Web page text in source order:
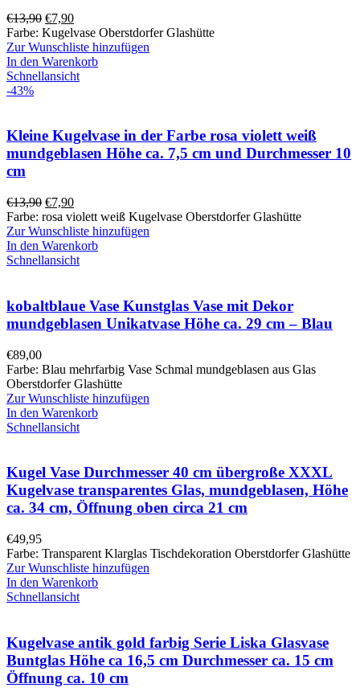
€13,90 Ursprünglicher
Preis
war:
€13,90
€7,90Aktueller
Preis
ist:
€7,90.
Farbe: Kugelvase Oberstdorfer Glashütte
Zur Wunschliste hinzufügen
In den Warenkorb
Schnellansicht
-43%
Kleine Kugelvase in der Farbe rosa violett weiß
mundgeblasen Höhe ca. 7,5 cm und Durchmesser 10
cm
€13,90 Ursprünglicher
Preis
war:
€13,90
€7,90Aktueller
Preis
ist:
€7,90.
Farbe: rosa violett weiß Kugelvase Oberstdorfer Glashütte
Zur Wunschliste hinzufügen
In den Warenkorb
Schnellansicht
kobaltblaue Vase Kunstglas Vase mit Dekor
mundgeblasen Unikatvase Höhe ca. 29 cm – Blau
€89,00
Farbe: Blau mehrfarbig Vase Schmal mundgeblasen aus Glas
Oberstdorfer Glashütte
Zur Wunschliste hinzufügen
In den Warenkorb
Schnellansicht
Kugel Vase Durchmesser 40 cm übergroße XXXL
Kugelvase transparentes Glas, mundgeblasen, Höhe
ca. 34 cm, Öffnung oben circa 21 cm
€49,95
Farbe: Transparent Klarglas Tischdekoration Oberstdorfer Glashütte
Zur Wunschliste hinzufügen
In den Warenkorb
Schnellansicht
Kugelvase antik gold farbig Serie Liska Glasvase
Buntglas Höhe ca 16,5 cm Durchmesser ca. 15 cm
Öffnung ca. 10 cm